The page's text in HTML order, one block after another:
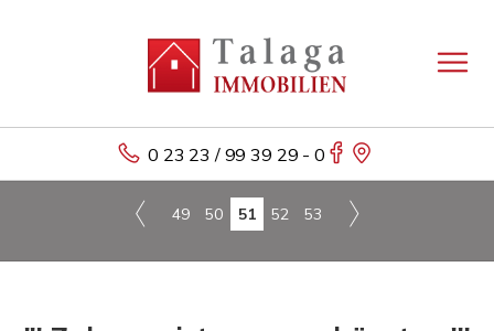
0 23 23 / 99 39 29 - 0
49 50 51 52 53